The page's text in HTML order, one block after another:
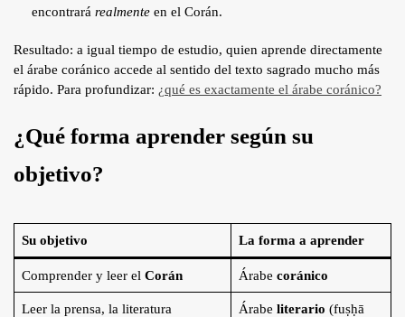
encontrará realmente en el Corán.
Resultado: a igual tiempo de estudio, quien aprende directamente
el árabe coránico accede al sentido del texto sagrado mucho más
rápido. Para profundizar: ¿qué es exactamente el árabe coránico?
¿Qué forma aprender según su
objetivo?
Su objetivo La forma a aprender
Comprender y leer el Corán Árabe coránico
Leer la prensa, la literatura
Árabe literario (fuṣḥā